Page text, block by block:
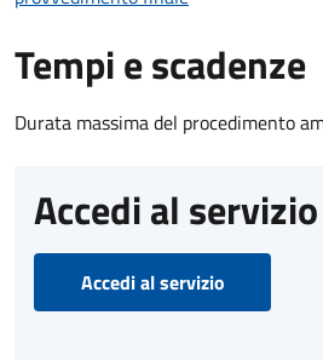
Tempi e scadenze
Durata massima del procedimento
Accedi al servizio
Accedi al servizio